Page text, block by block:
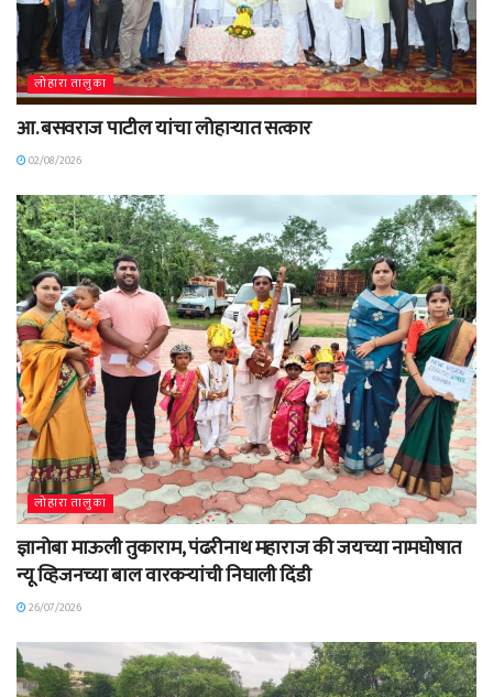
लोहारा तालुका
आ. बसवराज पाटील यांचा लोहाऱ्यात सत्कार
02/08/2026
लोहारा तालुका
ज्ञानोबा माऊली तुकाराम, पंढरीनाथ महाराज की जयच्या नामघोषात
न्यू व्हिजनच्या बाल वारकऱ्यांची निघाली दिंडी
26/07/2026